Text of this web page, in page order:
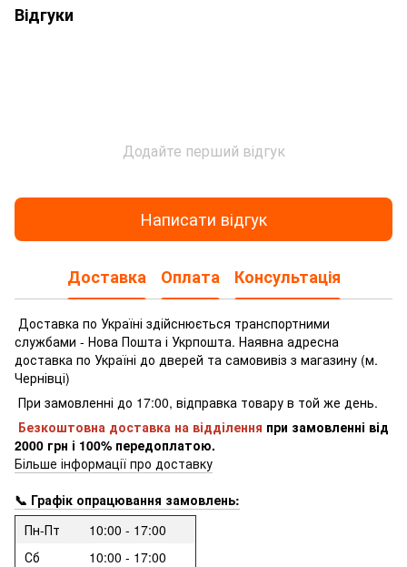
Відгуки
Додайте перший відгук
Написати відгук
Доставка Оплата Консультація
Доставка по Україні здійснюється транспортними
службами - Нова Пошта і Укрпошта. Наявна адресна
доставка по Україні до дверей та самовивіз з магазину (м.
Чернівці)
При замовленні до 17:00, відправка товару в той же день.
Безкоштовна доставка на відділення при замовленні від
2000 грн і 100% передоплатою.
Більше інформації про доставку
📞 Графік опрацювання замовлень:
Пн-Пт
10:00 - 17:00
Сб
10:00 - 17:00